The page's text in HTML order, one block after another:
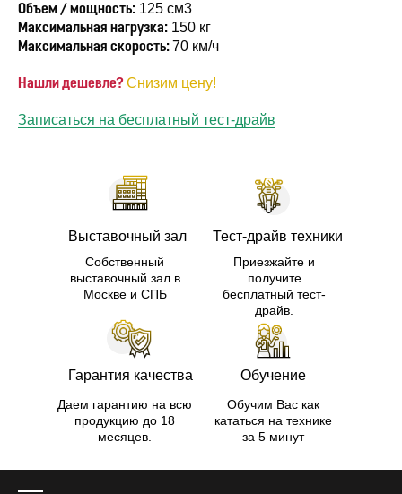
Объем / мощность: 125 см3
Максимальная нагрузка: 150 кг
Максимальная скорость:70 км/ч
Нашли дешевле?Снизим цену!
Записаться на бесплатный тест-драйв
Выставочный зал
Собственный
выставочный зал в
Москве и СПБ
Гарантия качества
Даем гарантию на всю
продукцию до 18
месяцев.
Тест-драйв техники
Приезжайте и
получите
бесплатный тест-
драйв.
Обучение
Обучим Вас как
кататься на технике
за 5 минут